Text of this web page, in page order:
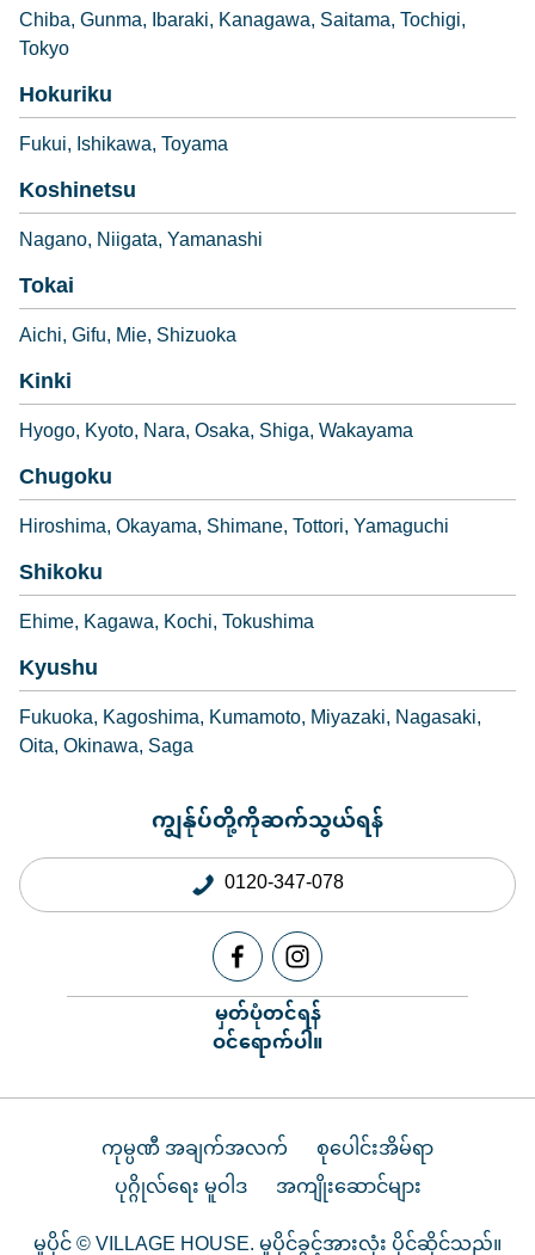
Chiba Gunma Ibaraki Kanagawa Saitama Tochigi
Tokyo
Hokuriku
Fukui Ishikawa Toyama
Koshinetsu
Nagano Niigata Yamanashi
Tokai
Aichi Gifu Mie Shizuoka
Kinki
Hyogo Kyoto Nara Osaka Shiga Wakayama
Chugoku
Hiroshima Okayama Shimane Tottori Yamaguchi
Shikoku
Ehime Kagawa Kochi Tokushima
Kyushu
Fukuoka Kagoshima Kumamoto Miyazaki Nagasaki
Oita Okinawa Saga
ကျွန်ုပ်တို့ကိုဆက်သွယ်ရန်
0120-347-078
မှတ်ပုံတင်ရန်
ဝင်ရောက်ပါ။
ကုမ္ပဏီ အချက်အလက်
စုပေါင်းအိမ်ရာ
ပုဂ္ဂိုလ်ရေး မူဝါဒ
အကျိုးဆောင်များ
မူပိုင် © VILLAGE HOUSE. မူပိုင်ခွင့်အားလုံး ပိုင်ဆိုင်သည်။